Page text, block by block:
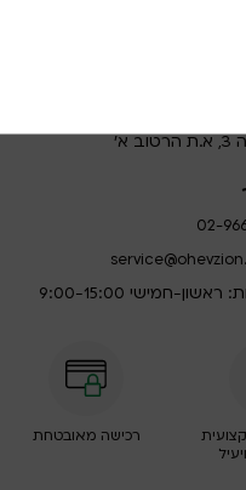
א'
02-
חמישי 9:00-15:00
רכישה מאובטחת